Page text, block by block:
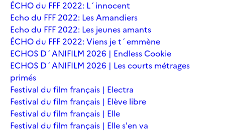
ÉCHO du FFF 2022: L´innocent
Echo du FFF 2022: Les Amandiers
Echo du FFF 2022: Les jeunes amants
ÉCHO du FFF 2022: Viens je t´emmène
ECHOS D´ANIFILM 2026 | Endless Cookie
ECHOS D´ANIFILM 2026 | Les courts métrages
primés
Festival du film français | Electra
Festival du film français | Elève libre
Festival du film français | Elle
Festival du film français | Elle s'en va